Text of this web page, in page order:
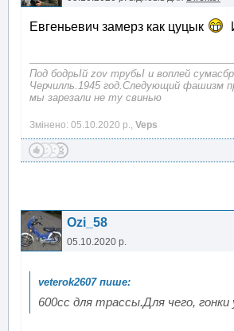
Евгеньевич замерз как цуцык
Под бодрьІй zov трубьІ и воплей
Черчилль.1945 год.Следующий фашизм
мы зарезали не ту свинью
Змінено: 05.10.2020 р., Veps
Ozi_58
05.10.2020 р.
600сс для трассы.Для чего,